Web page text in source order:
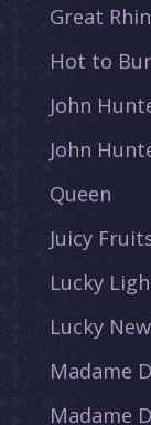
Great
Hot to
John
John
Queen
Juicy
Lucky
Lucky
Madame
Madame